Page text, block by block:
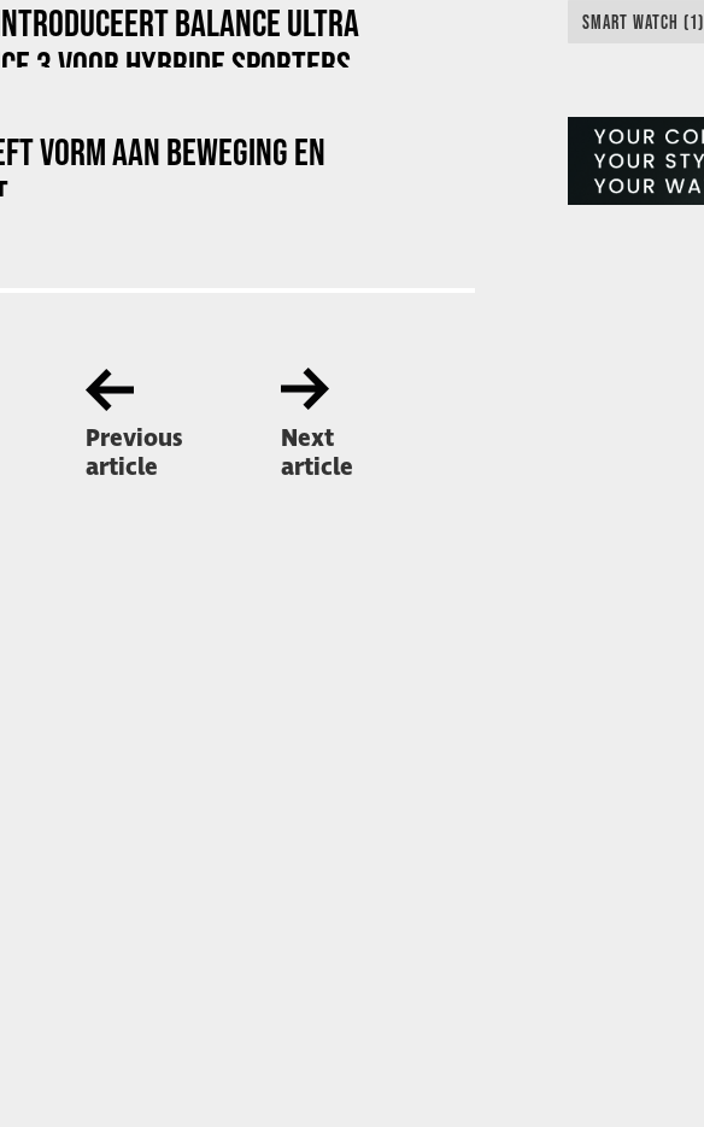
BALANCE ULTRA
3 VOOR HYBRIDE SPORTERS
VORM AAN BEWEGING EN
Previous
article
Next
article
SMART WATCH (1)